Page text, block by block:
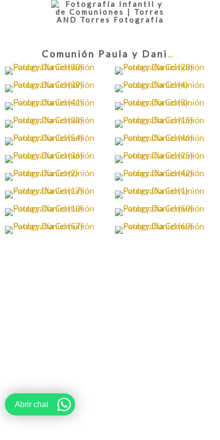
Comunión Paula y Daniel
Abrir chat